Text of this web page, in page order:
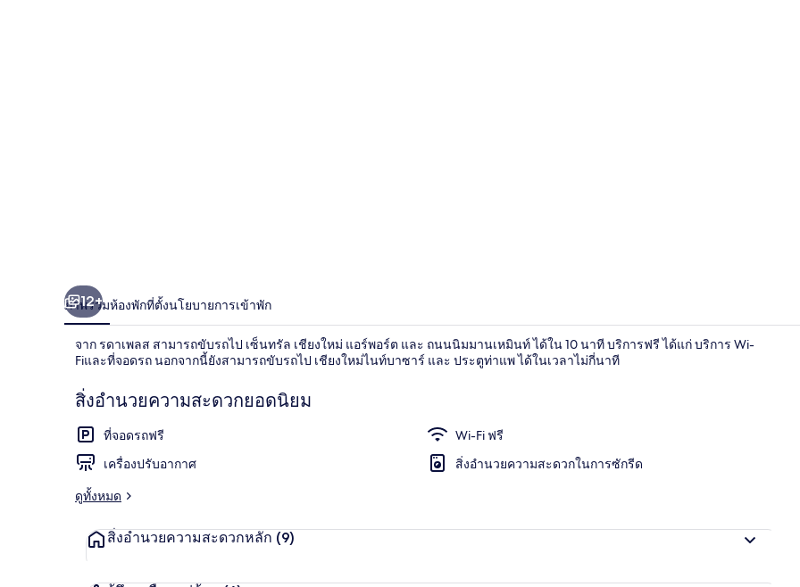
12+
ภาพรวมห้องพักที่ตั้งนโยบายการเข้าพัก
จาก รดาเพลส สามารถขับรถไป เซ็นทรัล เชียงใหม่ แอร์พอร์ต และ ถนนนิมมานเหมินท์ ได้ใน 10 นาที บริการฟรี ได้แก่ บริการ Wi-
Fiและที่จอดรถ นอกจากนี้ยังสามารถขับรถไป เชียงใหม่ไนท์บาซาร์ และ ประตูท่าแพ ได้ในเวลาไม่กี่นาที
สิ่งอำนวยความสะดวกยอดนิยม
ที่จอดรถฟรี
Wi-Fi ฟรี
เครื่องปรับอากาศ
สิ่งอำนวยความสะดวกในการซักรีด
ดูทั้งหมด
สิ่งอำนวยความสะดวกหลัก (9)